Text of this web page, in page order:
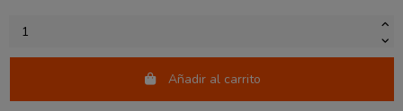
Añadir al carrito